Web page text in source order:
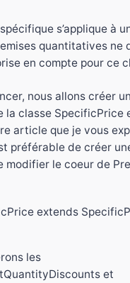
s’applique à
quantitatives ne
en compte pour ce
nous allons créer
la classe SpecificPrice
article que je vous
préférable de créer
modifier le coeur de
extends
les
et